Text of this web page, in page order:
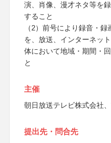
演、肖像、漫才ネタ等を
すること
（2）前号により録音・
を、放送、インターネッ
体において地域・期間・
と
主催
朝日放送テレビ株式会社
提出先・問合先